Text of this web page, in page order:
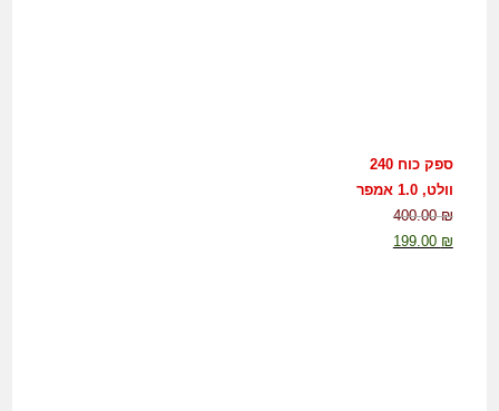
ספק כוח 240
וולט, 1.0 אמפר
400.00₪
199.00 ₪